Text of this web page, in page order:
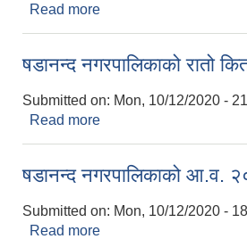
Read more
षडानन्द नगरपालिकाको रातो
Submitted on: Mon, 10/12/2020 -
Read more
षडानन्द नगरपालिकाको आ.व.
Submitted on: Mon, 10/12/2020 -
Read more